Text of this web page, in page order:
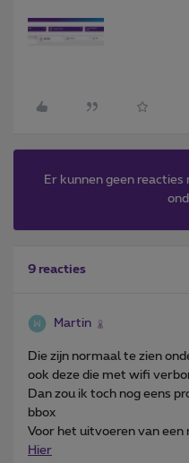
Er kunnen geen
9 reacties
Martin
Die zijn normaal te zien
ook deze die met wifi
Dan zou ik toch nog eens
bbox
Voor het uitvoeren van een
Hier